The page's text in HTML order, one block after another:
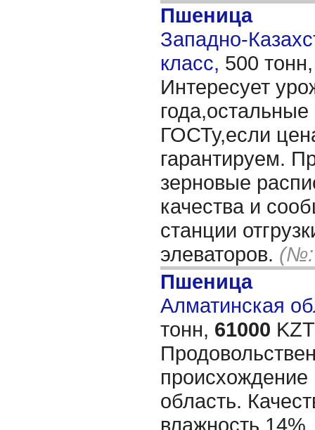
Пшеница
Западно-
класс, 500
Интересует
ГОСТу,если
гарантируем.
зерновые
качества и
станции
элеваторов. (№:
Пшеница
Алматинская
тонн, 61000
происхождение
область.
влажность